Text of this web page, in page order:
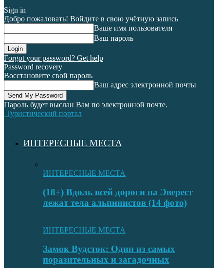
Sign in
Добро пожаловать! Войдите в свою учётную запись
Ваше имя пользователя
Ваш пароль
Forgot your password? Get help
Password recovery
Восстановите свой пароль
Ваш адрес электронной почты
Пароль будет выслан Вам по электронной почте.
Туристический портал
ИНТЕРЕСНЫЕ МЕСТА
ИНТЕРЕСНЫЕ МЕСТА
(18+) Вдоль всей дороги на Эверест
лежат тела альпинистов (14 фото)
ИНТЕРЕСНЫЕ МЕСТА
Замок Вудсток: Один из самых
поразительных и загадочных